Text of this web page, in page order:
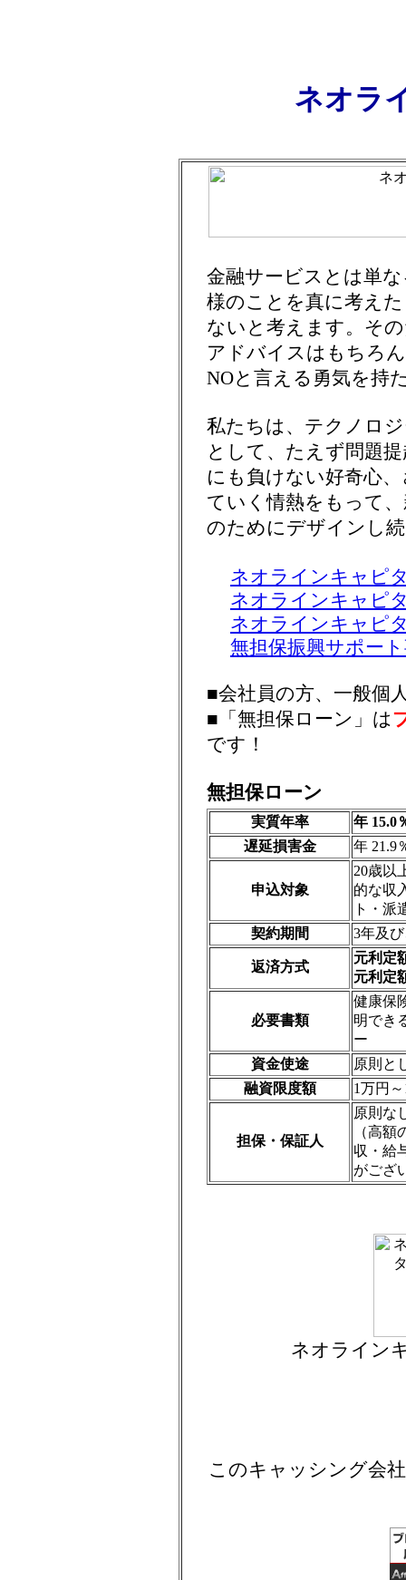
ネオラ
金融サービスとは単
様のことを真に考え
ないと考えます。そ
アドバイスはもちろ
NOと言える勇気を持
私たちは、テクノロ
として、たえず問題
にも負けない好奇心
ていく情熱をもって
のためにデザインし
ネオラインキャピ
ネオラインキャピ
ネオラインキャピ
無担保振興サポー
■会社員の方、一般個
■「無担保ローン」は
です！
無担保ローン
実質年率
年 15.0
遅延損害金
年 21.9
申込対象
20歳以
的な収
ト・派
契約期間
3年及
返済方式
元利定
元利定
必要書類
健康保
明でき
ー
資金使途
原則と
融資限度額
1万円
担保・保証人
原則な
（高
収・給
がござ
ネオライン
このキャッシング会